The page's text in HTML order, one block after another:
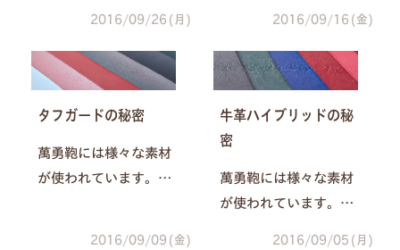
いてご紹介いたしま
す。
2016/09/26(月)
いる立体的な肩ベル
ト」についてご紹介い
たします。
2016/09/16(金)
タフガードの秘密
萬勇鞄には様々な素材
が使われています。そ
2016/09/09(金)
牛革ハイブリッドの秘
密
萬勇鞄には様々な素材
が使われています。そ
2016/09/05(月)